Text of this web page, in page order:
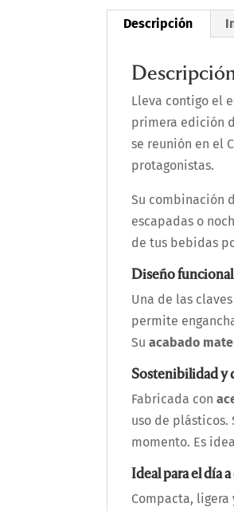
Descripción
Lleva contigo el
primera edición
se reunión en el
protagonistas.
Su combinación
escapadas o
de tus bebidas
Diseño
Una de las
permite
Suacabado mate
Sostenibilidad y
Fabricada con
uso de plásticos.
momento. Es
Ideal para el día
Compacta,